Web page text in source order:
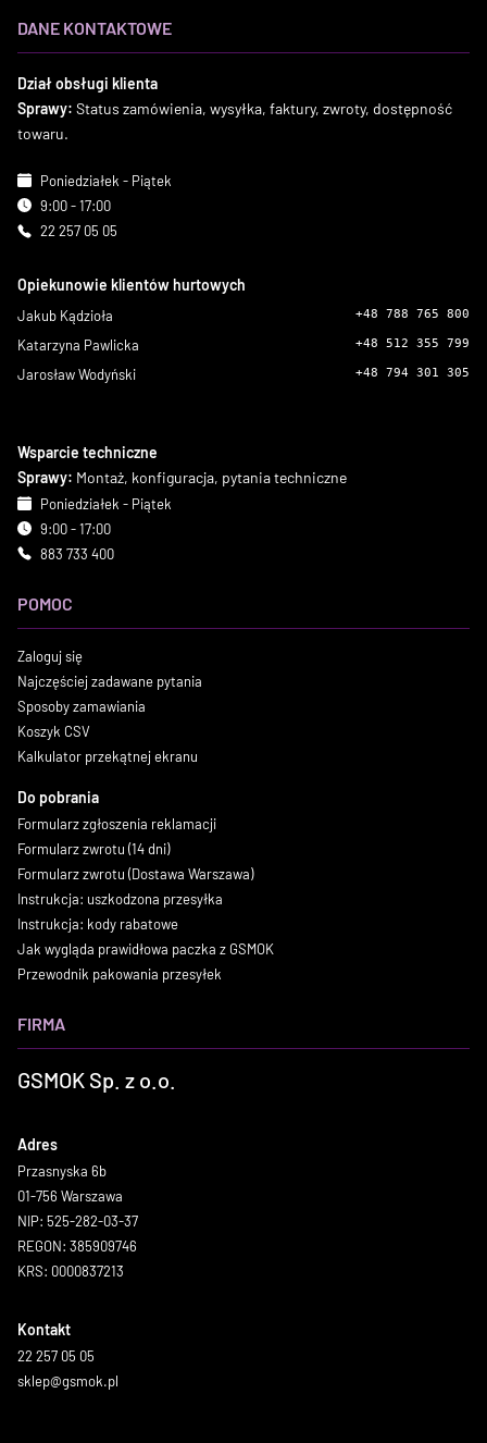
DANE KONTAKTOWE
Dział obsługi klienta
Sprawy: Status zamówienia, wysyłka, faktury, zwroty, dostępność
towaru.
Poniedziałek - Piątek
9:00 - 17:00
22 257 05 05
Opiekunowie klientów hurtowych
Jakub Kądzioła +48 788 765 800
Katarzyna Pawlicka +48 512 355 799
Jarosław Wodyński +48 794 301 305
Wsparcie techniczne
Sprawy: Montaż, konfiguracja, pytania techniczne
Poniedziałek - Piątek
9:00 - 17:00
883 733 400
POMOC
Zaloguj się
Najczęściej zadawane pytania
Sposoby zamawiania
Koszyk CSV
Kalkulator przekątnej ekranu
Do pobrania
Formularz zgłoszenia reklamacji
Formularz zwrotu (14 dni)
Formularz zwrotu (Dostawa Warszawa)
Instrukcja: uszkodzona przesyłka
Instrukcja: kody rabatowe
Jak wygląda prawidłowa paczka z GSMOK
Przewodnik pakowania przesyłek
FIRMA
GSMOK Sp. z o.o.
Adres
Przasnyska 6b
01-756 Warszawa
NIP: 525-282-03-37
REGON: 385909746
KRS: 0000837213
Kontakt
22 257 05 05
sklep@gsmok.pl